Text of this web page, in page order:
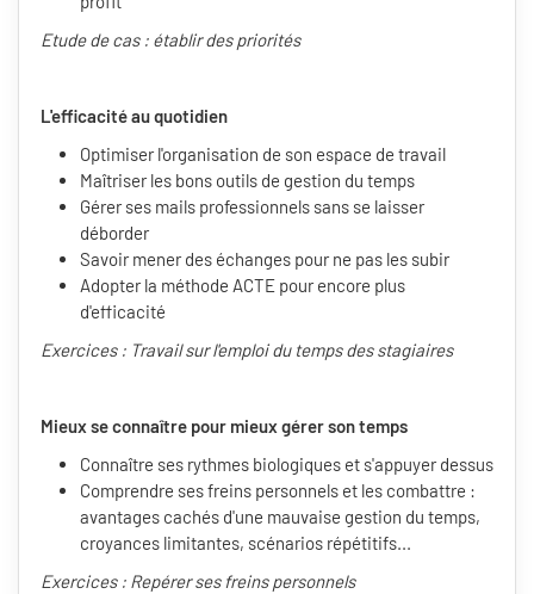
Etude de cas : établir des priorités
L'efficacité au quotidien
Optimiser l'organisation de son espace de travail
Maîtriser les bons outils de gestion du temps
Gérer ses mails professionnels sans se laisser
déborder
Savoir mener des échanges pour ne pas les subir
Adopter la méthode ACTE pour encore plus
d'efficacité
Exercices : Travail sur l'emploi du temps des stagiaires
Mieux se connaître pour mieux gérer son temps
Connaître ses rythmes biologiques et s'appuyer dessus
Comprendre ses freins personnels et les combattre :
avantages cachés d'une mauvaise gestion du temps,
croyances limitantes, scénarios répétitifs...
Exercices : Repérer ses freins personnels